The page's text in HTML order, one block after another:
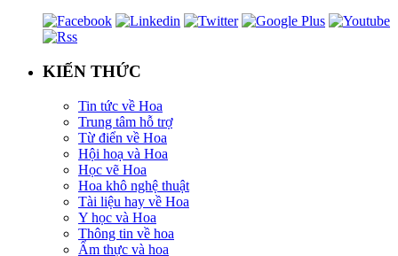
KIẾN THỨC
Tin tức về Hoa
Trung tâm hỗ trợ
Từ điển về Hoa
Hội hoạ và Hoa
Học vẽ Hoa
Hoa khô nghệ thuật
Tài liệu hay về Hoa
Y học và Hoa
Thông tin về hoa
Ẩm thực và hoa